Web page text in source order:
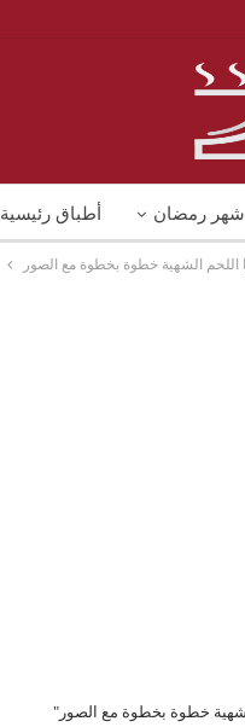
رمضان أطباق رئيسية
اكل دايت
اللحم الشهية خطوة بخطوة مع الصور
خطوة بخطوة مع الصور"